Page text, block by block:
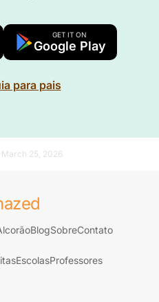
GET IT ON
Google Play
para pais
March 25, 2026
BlogSobreContato
EscolasProfessores